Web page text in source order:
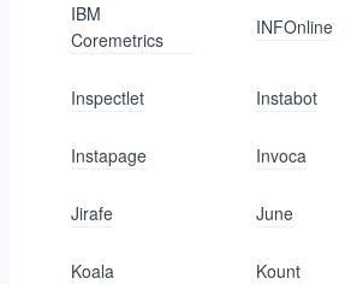
IBM
Coremetrics
INFOnline
Inspectlet Instabot
Instapage Invoca
Jirafe June
Koala Kount